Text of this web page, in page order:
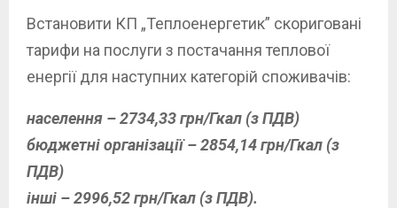
Встановити КП „Теплоенергетик” скориговані
тарифи на послуги з постачання теплової
енергії для наступних категорій споживачів:
населення – 2734,33 грн/Гкал (з ПДВ)
бюджетні організації – 2854,14 грн/Гкал (з
ПДВ)
інші – 2996,52 грн/Гкал (з ПДВ).